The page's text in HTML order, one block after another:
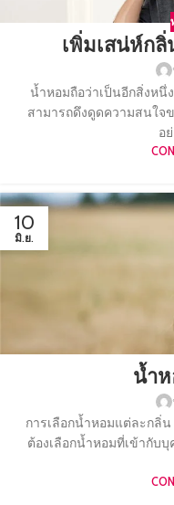
เพิ่มเสน่ห์ก
น้ำหอมถือว่าเป็นอีกสิ่งหนึ่
สามารถดึงดูดความสนใจ
อ
10
มิ.ย.
น้ำ
การเลือกน้ำหอมแต่ละกลิ่
ต้องเลือกน้ำหอมที่เข้ากับ